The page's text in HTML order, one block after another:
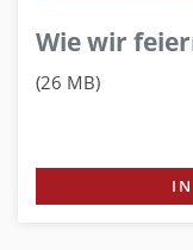
Wie wir
(26 MB)